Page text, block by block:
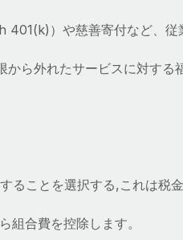
）や慈善寄付など、従
ら外れたサービスに対する
ることを選択する,これは税
組合費を控除します。